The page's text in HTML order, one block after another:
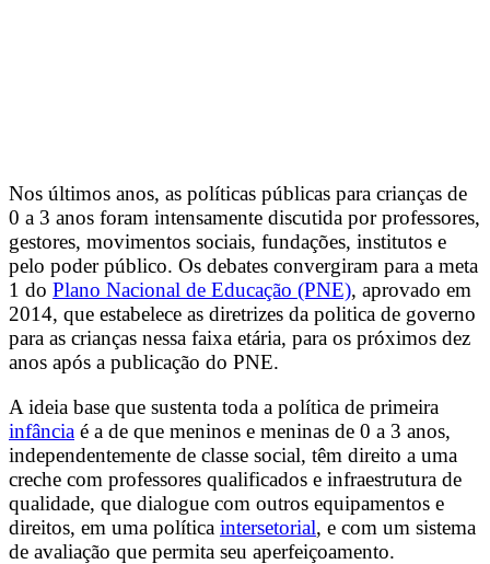
Nos últimos anos, as políticas públicas para crianças de
0 a 3 anos foram intensamente discutida por professores,
gestores, movimentos sociais, fundações, institutos e
pelo poder público. Os debates convergiram para a meta
1 do Plano Nacional de Educação (PNE), aprovado em
2014, que estabelece as diretrizes da politica de governo
para as crianças nessa faixa etária, para os próximos dez
anos após a publicação do PNE.
A ideia base que sustenta toda a política de primeira
infância é a de que meninos e meninas de 0 a 3 anos,
independentemente de classe social, têm direito a uma
creche com professores qualificados e infraestrutura de
qualidade, que dialogue com outros equipamentos e
direitos, em uma política intersetorial, e com um sistema
de avaliação que permita seu aperfeiçoamento.